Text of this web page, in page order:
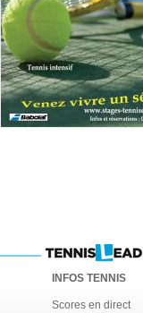
INFOS TENNIS
Scores en direct